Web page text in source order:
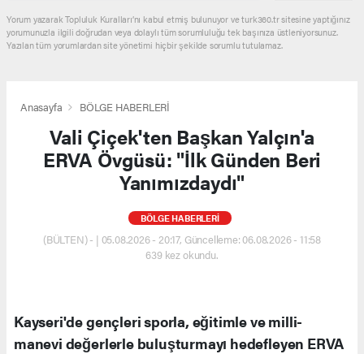
Yorum yazarak Topluluk Kuralları’nı kabul etmiş bulunuyor ve turk360.tr sitesine yaptığınız
yorumunuzla ilgili doğrudan veya dolaylı tüm sorumluluğu tek başınıza üstleniyorsunuz.
Yazılan tüm yorumlardan site yönetimi hiçbir şekilde sorumlu tutulamaz.
Anasayfa BÖLGE HABERLERİ
Vali Çiçek'ten Başkan Yalçın'a
ERVA Övgüsü: "İlk Günden Beri
Yanımızdaydı"
BÖLGE HABERLERİ
(BÜLTEN) - | 05.08.2026 - 20:17, Güncelleme: 06.08.2026 - 11:58
639 kez okundu.
Kayseri'de gençleri sporla, eğitimle ve milli-
manevi değerlerle buluşturmayı hedefleyen ERVA